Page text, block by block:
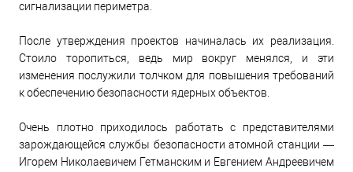
сигнализации периметра.
После утверждения проектов начиналась их реализация.
Стоило торопиться, ведь мир вокруг менялся, и эти
изменения послужили толчком для повышения требований
к обеспечению безопасности ядерных объектов.
Очень плотно приходилось работать с представителями
зарождающейся службы безопасности атомной станции —
Игорем Николаевичем Гетманским и Евгением Андреевичем